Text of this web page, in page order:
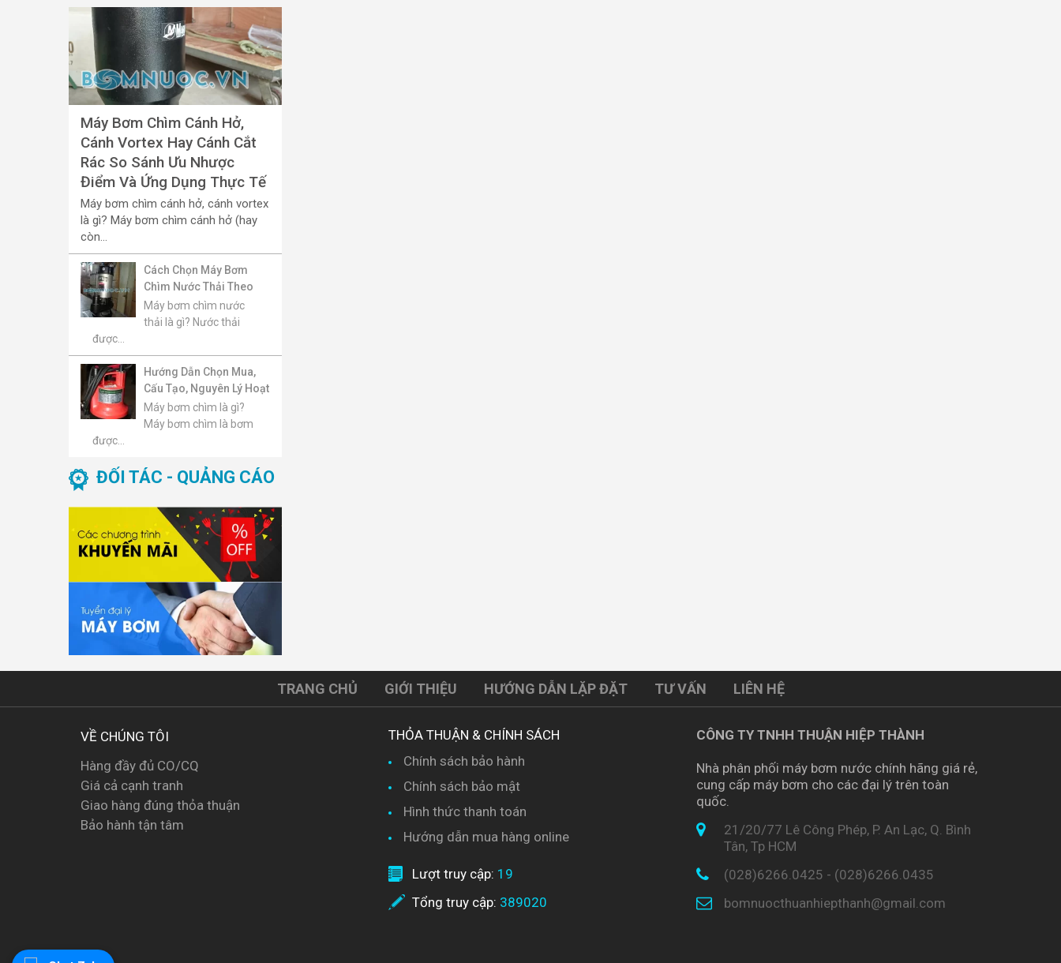
Máy Bơm Chìm Cánh Hở,
Cánh Vortex Hay Cánh Cắt
Rác So Sánh Ưu Nhược
Điểm Và Ứng Dụng Thực Tế
Máy bơm chìm cánh hở, cánh vortex
là gì? Máy bơm chìm cánh hở (hay
còn...
Cách Chọn Máy Bơm
Chìm Nước Thải Theo
Lưu Lượng, Cột Áp, Kích
Thước Hạt Rắn Và Môi
Máy bơm chìm nước
thải là gì? Nước thải
được...
Hướng Dẫn Chọn Mua,
Cấu Tạo, Nguyên Lý Hoạt
Động, Báo Giá Và Top
Máy Bơm Chìm Đáng
Máy bơm chìm là gì?
Máy bơm chìm là bơm
được...
ĐỐI TÁC - QUẢNG CÁO
TRANG CHỦ GIỚI THIỆU HƯỚNG DẪN LẶP ĐẶT TƯ VẤN LIÊN HỆ
VỀ CHÚNG TÔI
Hàng đầy đủ CO/CQ
Giá cả cạnh tranh
Giao hàng đúng thỏa thuận
Bảo hành tận tâm
THỎA THUẬN & CHÍNH SÁCH
Chính sách bảo hành
Chính sách bảo mật
Hình thức thanh toán
Hướng dẫn mua hàng online
Lượt truy cập: 19
Tổng truy cập: 389020
CÔNG TY TNHH THUẬN HIỆP THÀNH
Nhà phân phối máy bơm nước chính hãng giá rẻ,
cung cấp máy bơm cho các đại lý trên toàn
quốc.
21/20/77 Lê Công Phép, P. An Lạc, Q. Bình
Tân, Tp HCM
(028)6266.0425 - (028)6266.0435
bomnuocthuanhiepthanh@gmail.com